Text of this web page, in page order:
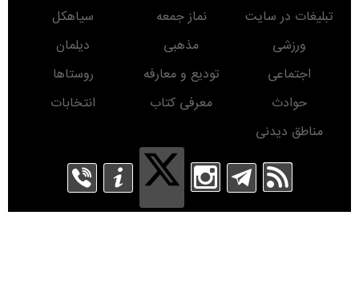
تبلیغات در سایت
نماز جمعه
سیاهکل
ورزشی
مذهبی
دیلمان
اجتماعی
تودیع و معارفه
روستاها
حوادث
معرفی کتاب
انتخابات
مناطق دیدنی